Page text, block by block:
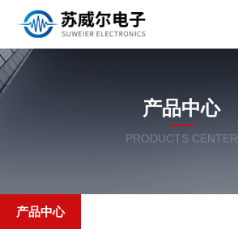
产品中心
PRODUCTS CENTER
产品中心